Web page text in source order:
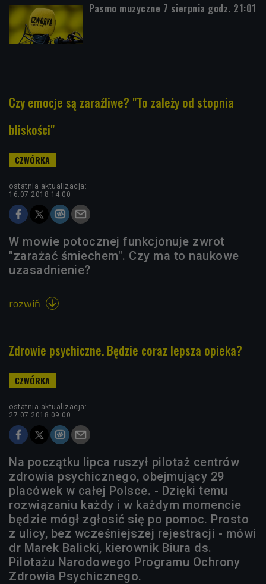
Pasmo muzyczne 7 sierpnia godz. 21:01
Czy emocje są zaraźliwe? "To zależy od stopnia
bliskości"
ostatnia aktualizacja:
16.07.2018 14:00
W mowie potocznej funkcjonuje zwrot
"zarażać śmiechem". Czy ma to naukowe
uzasadnienie?
rozwiń 
Zdrowie psychiczne. Będzie coraz lepsza opieka?
ostatnia aktualizacja:
27.07.2018 09:00
Na początku lipca ruszył pilotaż centrów
zdrowia psychicznego, obejmujący 29
placówek w całej Polsce. - Dzięki temu
rozwiązaniu każdy i w każdym momencie
będzie mógł zgłosić się po pomoc. Prosto
z ulicy, bez wcześniejszej rejestracji - mówi
dr Marek Balicki, kierownik Biura ds.
Pilotażu Narodowego Programu Ochrony
Zdrowia Psychicznego.